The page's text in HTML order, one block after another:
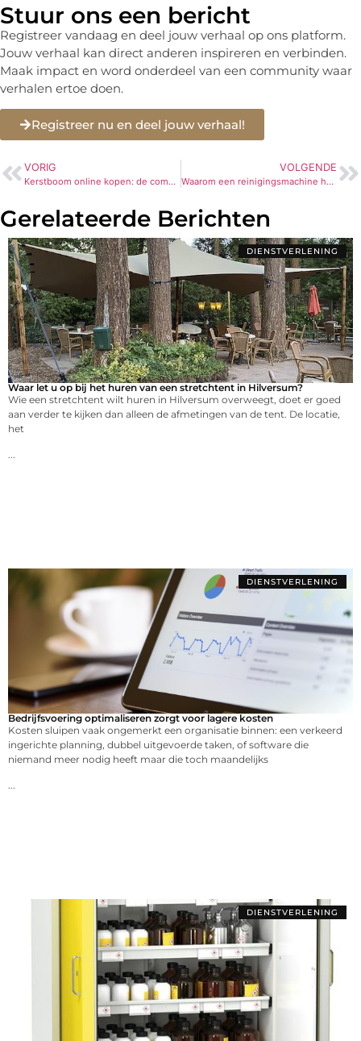
Stuur ons een bericht
Registreer vandaag en deel jouw verhaal op ons platform.
Jouw verhaal kan direct anderen inspireren en verbinden.
Maak impact en word onderdeel van een community waar
verhalen ertoe doen.
Registreer nu en deel jouw verhaal!
VORIG
Kerstboom online kopen: de complete gids
VOLGENDE
Waarom een reinigingsmachine huren dé oplossing is voor uw tuin
Gerelateerde Berichten
DIENSTVERLENING
Waar let u op bij het huren van een stretchtent in Hilversum?
Wie een stretchtent wilt huren in Hilversum overweegt, doet er goed
aan verder te kijken dan alleen de afmetingen van de tent. De locatie,
het
...
DIENSTVERLENING
Bedrijfsvoering optimaliseren zorgt voor lagere kosten
Kosten sluipen vaak ongemerkt een organisatie binnen: een verkeerd
ingerichte planning, dubbel uitgevoerde taken, of software die
niemand meer nodig heeft maar die toch maandelijks
...
DIENSTVERLENING